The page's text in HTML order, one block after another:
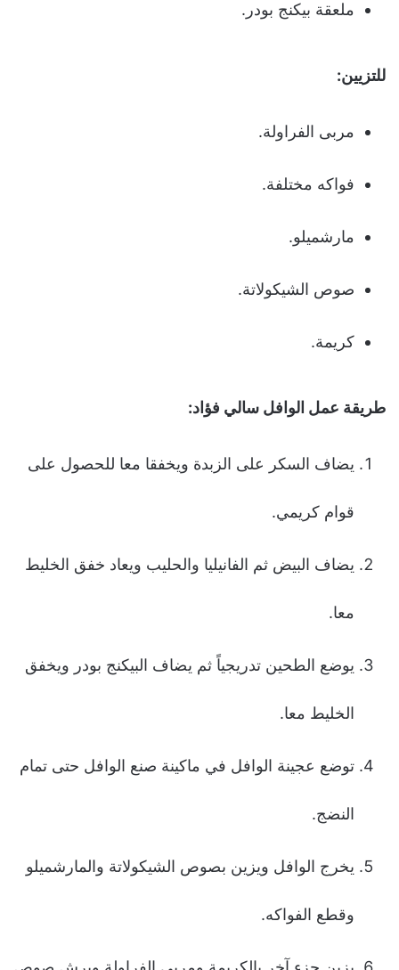
ملعقة بيكنج بودر.
للتزيين:
مربى الفراولة.
فواكه مختلفة.
مارشميلو.
صوص الشيكولاتة.
كريمة.
طريقة عمل الوافل سالي فؤاد:
يضاف السكر على الزبدة ويخفقا معا للحصول على
قوام كريمي.
يضاف البيض ثم الفانيليا والحليب ويعاد خفق الخليط
معا.
يوضع الطحين تدريجياً ثم يضاف البيكنج بودر ويخفق
الخليط معا.
توضع عجينة الوافل في ماكينة صنع الوافل حتى تمام
النضج.
يخرج الوافل ويزين بصوص الشيكولاتة والمارشميلو
وقطع الفواكه.